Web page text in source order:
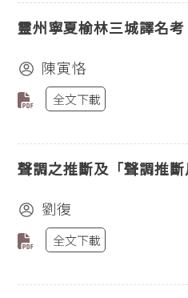
靈州寧夏榆林三城譯名考
陳寅恪
全文下載
聲調之推斷及「聲調推
劉復
全文下載